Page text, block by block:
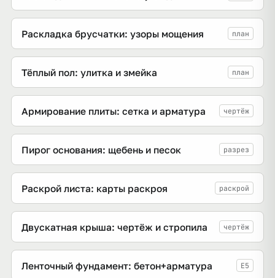
Раскладка брусчатки: узоры мощения план
Тёплый пол: улитка и змейка план
Армирование плиты: сетка и арматура чертёж
Пирог основания: щебень и песок разрез
Раскрой листа: карты раскроя раскрой
Двускатная крыша: чертёж и стропила чертёж
Ленточный фундамент: бетон+арматура E5